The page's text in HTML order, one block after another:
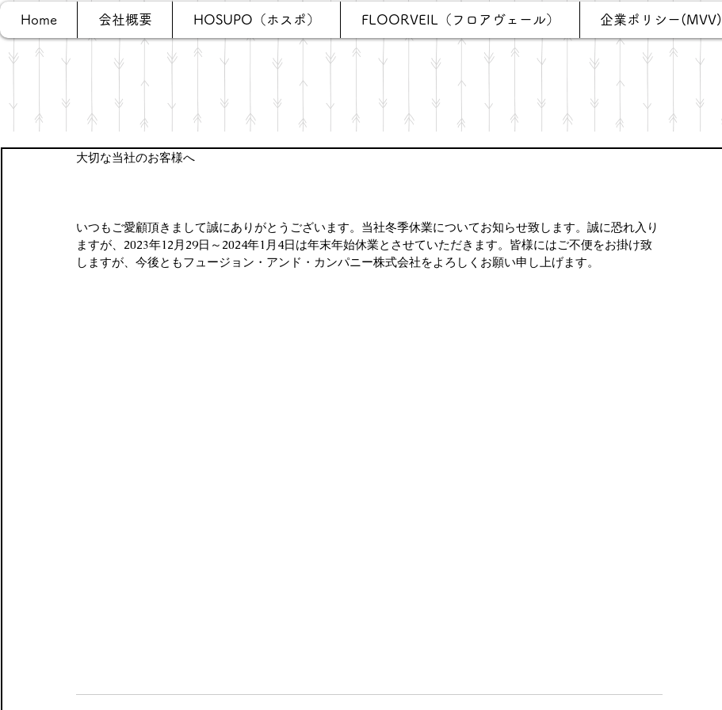
Home 会社概要 HOSUPO（ホスポ） FLOORVEIL（フロアヴェール） 企業ポリシー(MVV)
大切な当社のお客様へ
いつもご愛顧頂きまして誠にありがとうございます。当社冬季休業についてお知らせ致します。誠に恐れ入り
ますが、2023年12月29日～2024年1月4日は年末年始休業とさせていただきます。皆様にはご不便をお掛け致
しますが、今後ともフュージョン・アンド・カンパニー株式会社をよろしくお願い申し上げます。